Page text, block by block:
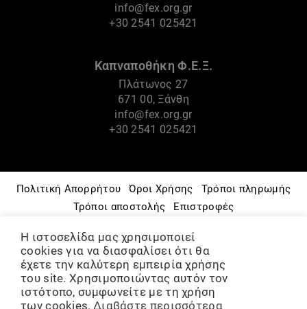
info@fex.org.gr
+30 2541 025421
Καπναποθήκη Φ.Ε.Ξ.
Πλάτωνος 27
671 00, Ξάνθη
info@fex.org.gr
+30 2541 025421
Πολιτική Απορρήτου Όροι Χρήσης
Τρόποι πληρωμής
Τρόποι αποστολής
Επιστροφές
Μουσείο – Ιστορία
Φ.Ε.Ξ.
Πολιτιστικές Δράσεις
Ομάδες & Εργαστήρια
ΨΗΦΙΑΚΟ ΑΡΧΕΙΟ
Διάθεση χώρων
Η ιστοσελίδα μας χρησιμοποιεί
cookies για να διασφαλίσει ότι θα
έχετε την καλύτερη εμπειρία χρήσης
του site. Χρησιμοποιώντας αυτόν τον
ιστότοπο, συμφωνείτε με τη χρήση
των cookies, Διαβάστε περισσότερα